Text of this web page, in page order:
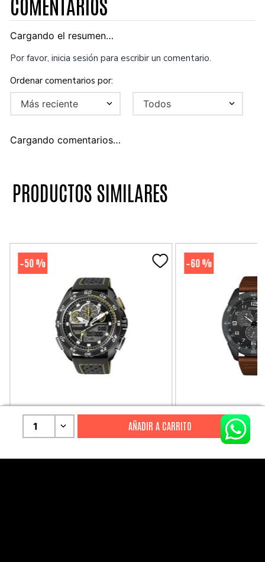
Cargando el resumen…
Por favor, inicia sesión para escribir un comentario.
Más reciente Todos
Cargando comentarios…
PRODUCTOS SIMILARES
-50 %
CITIZEN
Reloj Citizen Para Hombre
S/2199.00
-60 %
CITIZEN
Reloj Hombre
AT2447-01E
S/1279.00
1